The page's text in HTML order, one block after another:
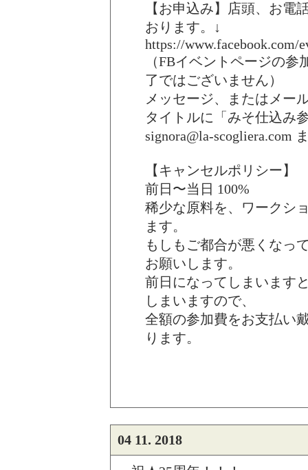
【お申込み】店頭、お電
おります。↓
https://www.facebook.com/
（FBイベントページの
了ではございません）
メッセージ、またはメー
タイトルに「みそ仕込み
signora@la-scogliera.com
【キャンセルポリシー】
前日〜当日 100%
稀少な原料を、ワークシ
ます。
もしもご都合が悪くなっ
お願いします。
前日になってしまいます
しまいますので、
全額の参加費をお支払い
ります。
04 11. 2018